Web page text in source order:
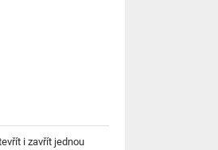
i zavřít jednou